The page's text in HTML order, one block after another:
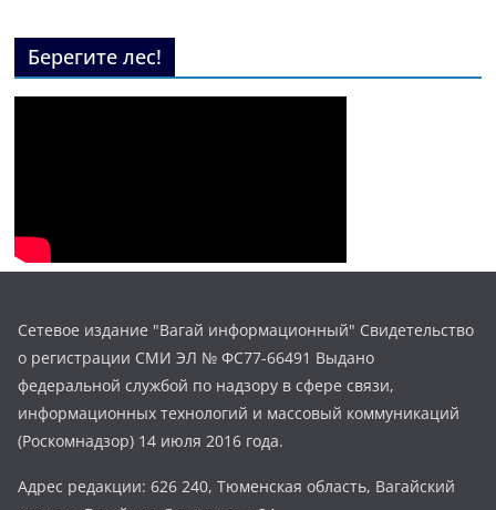
Берегите лес!
Сетевое издание "Вагай информационный" Свидетельство
о регистрации СМИ ЭЛ № ФС77-66491 Выдано
федеральной службой по надзору в сфере связи,
информационных технологий и массовый коммуникаций
(Роскомнадзор) 14 июля 2016 года.
Адрес редакции: 626 240, Тюменская область, Вагайский